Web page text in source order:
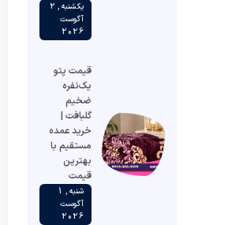
یکشنبه , 2
آگوست
2026
قیمت پتو
یک‌نفره
ضخیم
گلبافت |
خرید عمده
مستقیم با
بهترین
قیمت
شنبه , 1
آگوست
2026